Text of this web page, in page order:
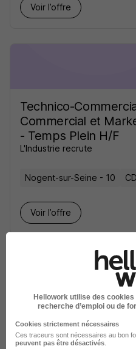
Voir l’offre
Technico-
Commercial et
- Temps Plein H/F
L'Industrie recrute
Nogent-sur-Seine - 10
Voir l’offre
Responsable
Temps Plein H/F
L'Industrie recrute
Hellowork utilise des
recherche d’emploi ou de
Cookies strictement nécessaires
Ces traceurs sont nécessaires au bon
peuvent pas être désactivés